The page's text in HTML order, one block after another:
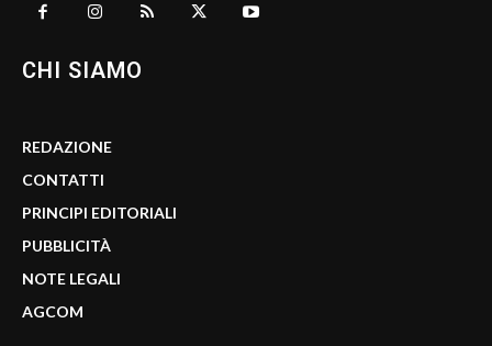
CHI SIAMO
REDAZIONE
CONTATTI
PRINCIPI EDITORIALI
PUBBLICITÀ
NOTE LEGALI
AGCOM